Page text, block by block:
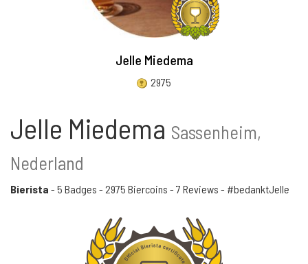
Jelle Miedema
2975
Jelle Miedema Sassenheim,
Nederland
Bierista - 5 Badges - 2975 Biercoins - 7 Reviews - #bedanktJelle